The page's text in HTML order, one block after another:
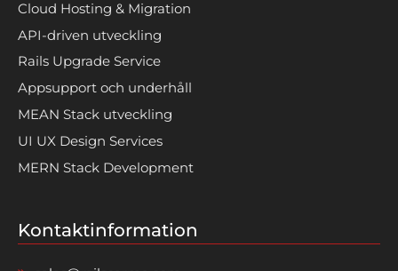
Cloud Hosting & Migration
API-driven utveckling
Rails Upgrade Service
Appsupport och underhåll
MEAN Stack utveckling
UI UX Design Services
MERN Stack Development
Kontaktinformation